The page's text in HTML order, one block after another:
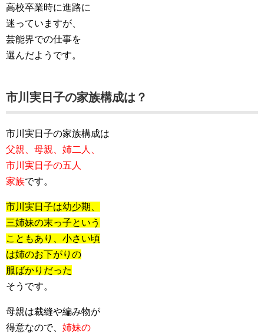
高校卒業時に進路に
迷っていますが、
芸能界での仕事を
選んだようです。
市川実日子の家族構成は？
市川実日子の家族構成は
父親、母親、姉二人、
市川実日子の五人
家族です。
市川実日子は幼少期、
三姉妹の末っ子という
こともあり、小さい頃
は姉のお下がりの
服ばかりだった
そうです。
母親は裁縫や編み物が
得意なので、 姉妹の